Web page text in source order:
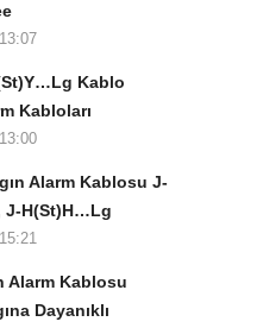
Kablo
Kabloları
Alarm Kablosu J-
J-H(St)H…Lg
Alarm Kablosu
Dayanıklı